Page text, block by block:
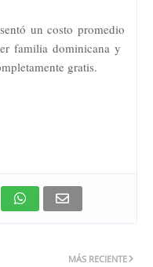
un costo promedio
familia dominicana y
gratis.
MÁS RECIENTE